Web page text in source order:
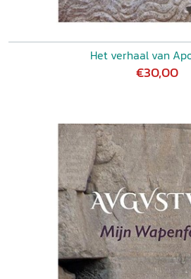
Het verhaal van
€30,00